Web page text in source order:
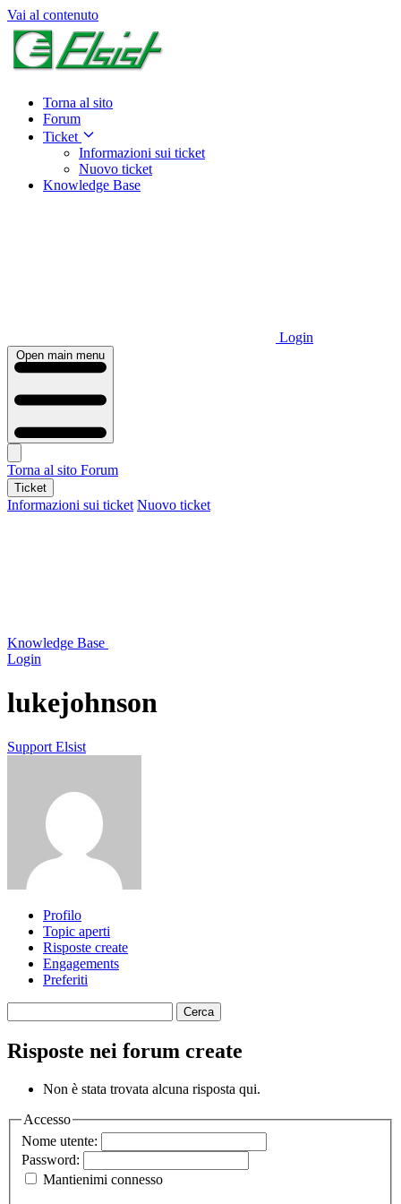
Vai al contenuto
Torna al sito
Forum
Ticket
Informazioni sui ticket
Nuovo ticket
Knowledge Base
Login
Open main menu
Torna al sito Forum
Ticket
Informazioni sui ticket Nuovo ticket
Knowledge Base
Login
lukejohnson
Support Elsist
Profilo
Topic aperti
Risposte create
Engagements
Preferiti
riposte:
Risposte nei forum create
Non è stata trovata alcuna risposta qui.
Accesso
Nome utente:
Password:
Mantienimi connesso